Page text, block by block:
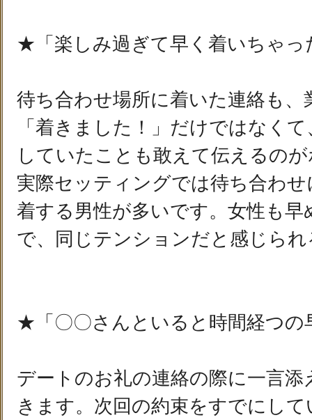
★「楽しみ過ぎて早く着いちゃっ
待ち合わせ場所に着いた連絡も、
「着きました！」だけではなく
していたことも敢えて伝えるの
実際セッティングでは待ち合わ
着する男性が多いです。女性も早
で、同じテンションだと感じら
★「〇〇さんといると時間経つの
デートのお礼の連絡の際に一言
きます。次回の約束をすでにし